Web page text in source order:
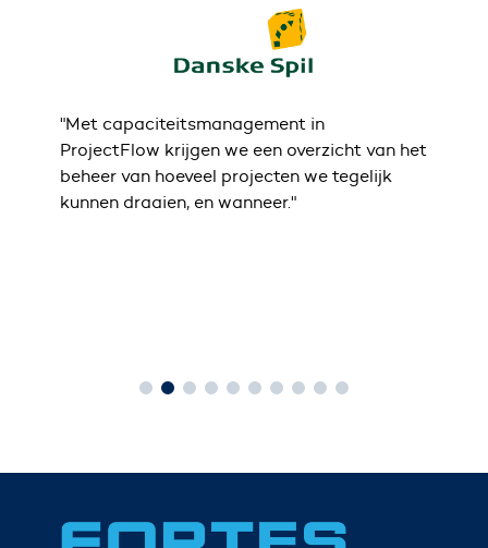
"Met capaciteitsmanagement in
ProjectFlow krijgen we een overzicht van het
beheer van hoeveel projecten we tegelijk
kunnen draaien, en wanneer."